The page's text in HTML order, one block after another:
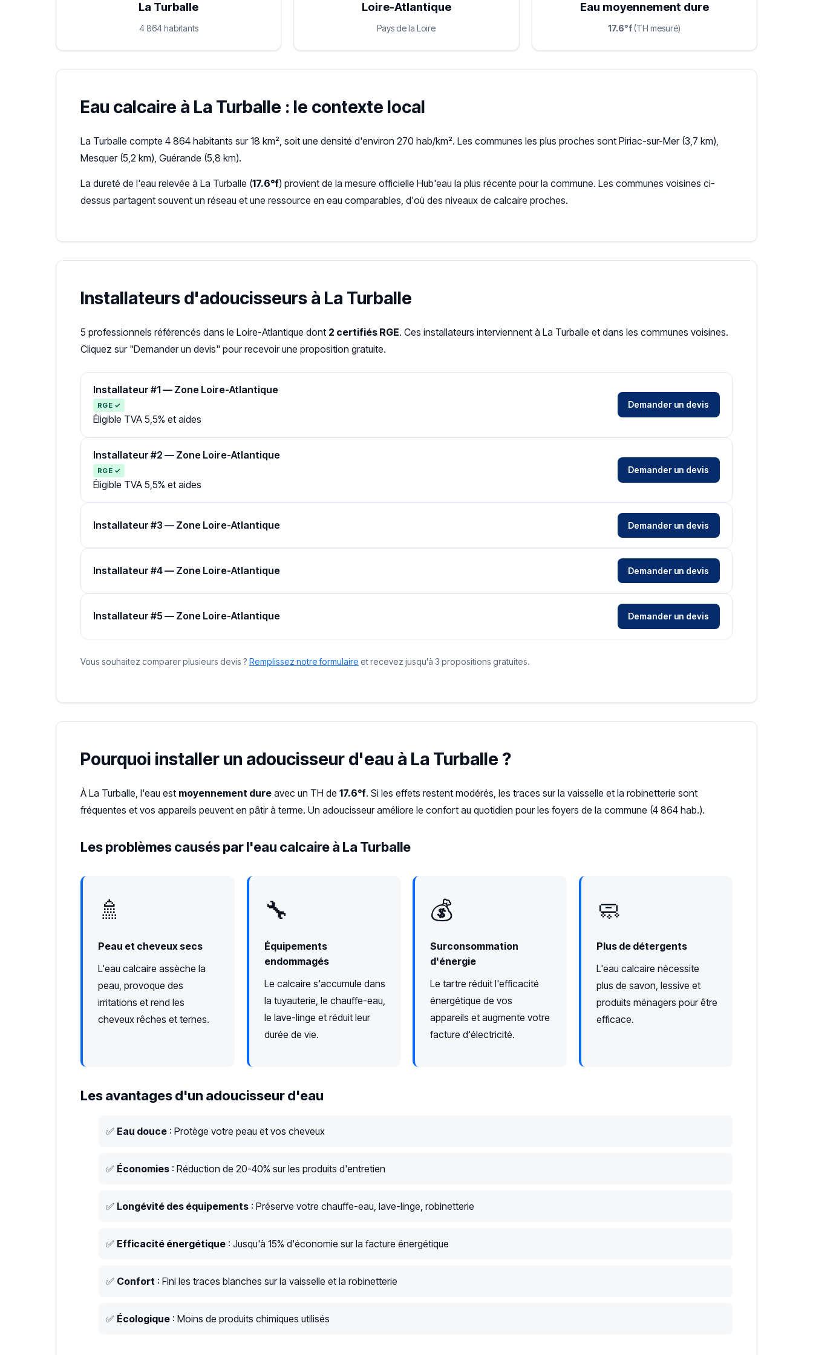
La Turballe
4 864 habitants
Loire-Atlantique
Pays de la Loire
Eau moyennement dure
17.6°f (TH mesuré)
Eau calcaire à La Turballe : le contexte local
La Turballe compte 4 864 habitants sur 18 km², soit une densité d'environ 270 hab/km². Les communes les plus proches sont Piriac-sur-Mer (3,7 km),
Mesquer (5,2 km), Guérande (5,8 km).
La dureté de l'eau relevée à La Turballe (17.6°f) provient de la mesure officielle Hub'eau la plus récente pour la commune. Les communes voisines ci-
dessus partagent souvent un réseau et une ressource en eau comparables, d'où des niveaux de calcaire proches.
Installateurs d'adoucisseurs à La Turballe
5 professionnels référencés dans le Loire-Atlantique dont 2 certifiés RGE. Ces installateurs interviennent à La Turballe et dans les communes voisines.
Cliquez sur "Demander un devis" pour recevoir une proposition gratuite.
Installateur #1 — Zone Loire-Atlantique
RGE ✓
Éligible TVA 5,5% et aides
Demander un devis
Installateur #2 — Zone Loire-Atlantique
RGE ✓
Éligible TVA 5,5% et aides
Demander un devis
Installateur #3 — Zone Loire-Atlantique Demander un devis
Installateur #4 — Zone Loire-Atlantique Demander un devis
Installateur #5 — Zone Loire-Atlantique Demander un devis
Vous souhaitez comparer plusieurs devis ? Remplissez notre formulaire et recevez jusqu'à 3 propositions gratuites.
Pourquoi installer un adoucisseur d'eau à La Turballe ?
À La Turballe, l'eau est moyennement dure avec un TH de 17.6°f. Si les effets restent modérés, les traces sur la vaisselle et la robinetterie sont
fréquentes et vos appareils peuvent en pâtir à terme. Un adoucisseur améliore le confort au quotidien pour les foyers de la commune (4 864 hab.).
Les problèmes causés par l'eau calcaire à La Turballe
🚿
Peau et cheveux secs
L'eau calcaire assèche la
peau, provoque des
irritations et rend les
cheveux rêches et ternes.
🔧
Équipements
endommagés
Le calcaire s'accumule dans
la tuyauterie, le chauffe-eau,
le lave-linge et réduit leur
durée de vie.
💰
Surconsommation
d'énergie
Le tartre réduit l'efficacité
énergétique de vos
appareils et augmente votre
facture d'électricité.
🧼
Plus de détergents
L'eau calcaire nécessite
plus de savon, lessive et
produits ménagers pour être
efficace.
Les avantages d'un adoucisseur d'eau
✅ Eau douce : Protège votre peau et vos cheveux
✅ Économies : Réduction de 20-40% sur les produits d'entretien
✅ Longévité des équipements : Préserve votre chauffe-eau, lave-linge, robinetterie
✅ Efficacité énergétique : Jusqu'à 15% d'économie sur la facture énergétique
✅ Confort : Fini les traces blanches sur la vaisselle et la robinetterie
✅ Écologique : Moins de produits chimiques utilisés